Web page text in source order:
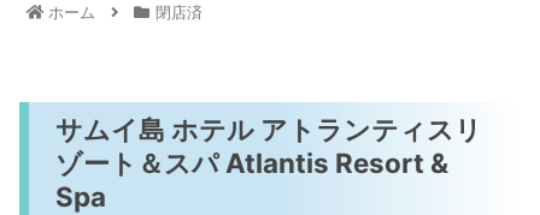
ホーム 閉店済
サムイ島 ホテル アトランティスリ
ゾート＆スパ Atlantis Resort &
Spa